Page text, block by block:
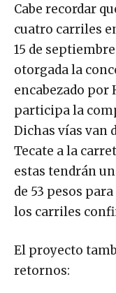
Cabe recordar
cuatro carriles
15 de
otorgada la
encabezado por
participa la
Dichas vías van
Tecate a la
estas tendrán
de 53 pesos
los carriles
El proyecto
retornos: